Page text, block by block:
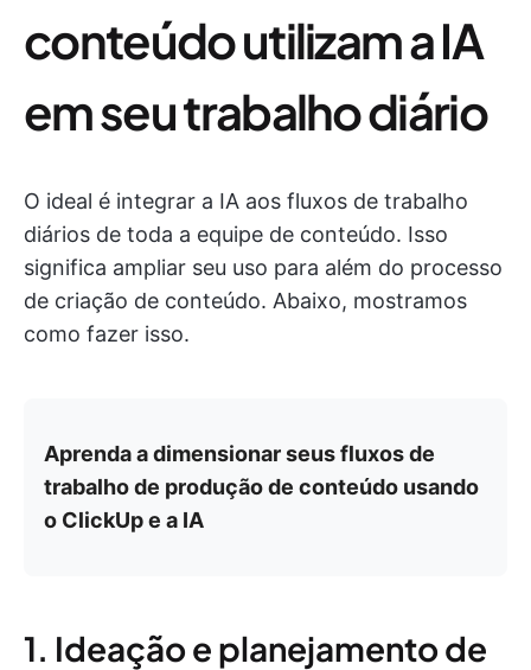
conteúdo utilizam a IA
em seu trabalho diário
O ideal é integrar a IA aos fluxos de trabalho
diários de toda a equipe de conteúdo. Isso
significa ampliar seu uso para além do processo
de criação de conteúdo. Abaixo, mostramos
como fazer isso.
Aprenda a dimensionar seus fluxos de
trabalho de produção de conteúdo usando
o ClickUp e a IA
1. Ideação e planejamento de